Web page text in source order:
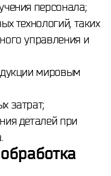
персонала;
технологий, таких
управления и
мировым
затрат;
деталей при